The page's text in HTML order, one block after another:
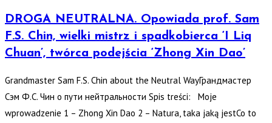
DROGA NEUTRALNA. Opowiada prof. Sam
F.S. Chin, wielki mistrz i spadkobierca ‘I Liq
Chuan’, twórca podejścia ‘Zhong Xin Dao’
Grandmaster Sam F.S. Chin about the Neutral WayГрандмастер
Сэм Ф.С. Чин о пути нейтральности Spis treści: Moje
wprowadzenie 1 – Zhong Xin Dao 2 – Natura, taka jaką jestCo to